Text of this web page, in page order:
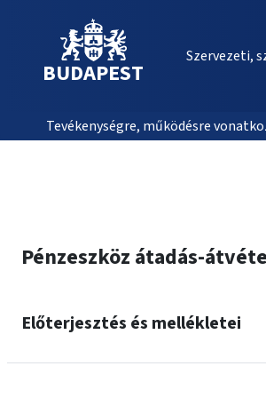
BUDAPEST
Szervezeti,
Tevékenységre, működésre
Pénzeszköz átadás-
Előterjesztés és mellékletei